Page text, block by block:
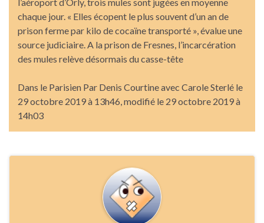
chaque jour. « Elles écopent le plus souvent d’un an de
prison ferme par kilo de cocaïne transporté », évalue une
source judiciaire. A la prison de Fresnes, l’incarcération
des mules relève désormais du casse-tête
Dans le Parisien Par Denis Courtine avec Carole Sterlé le
29 octobre 2019 à 13h46, modifié le 29 octobre 2019 à
14h03